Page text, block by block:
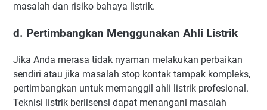
masalah dan risiko bahaya listrik.
d. Pertimbangkan Menggunakan Ahli Listrik
Jika Anda merasa tidak nyaman melakukan perbaikan
sendiri atau jika masalah stop kontak tampak kompleks,
pertimbangkan untuk memanggil ahli listrik profesional.
Teknisi listrik berlisensi dapat menangani masalah